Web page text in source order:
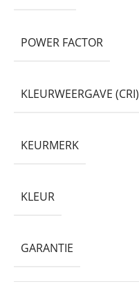
POWER FACTOR
KLEURWEERGAVE (CRI)
KEURMERK
KLEUR
GARANTIE